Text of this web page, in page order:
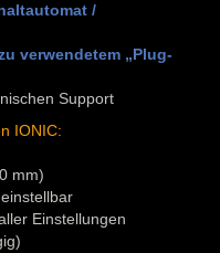
/
verwendetem „Plug-
Support
IONIC:
mm)
Einstellungen